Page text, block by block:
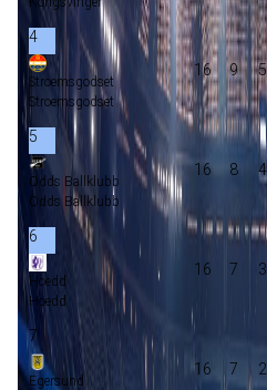
4
Stroemsgodset
Stroemsgodset
16 9 5
5
Odds Ballklubb
Odds Ballklubb
16 8 4
6
Hoedd
Hoedd
16 7 3
7
Egersund
16 7 2